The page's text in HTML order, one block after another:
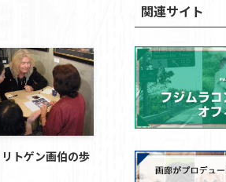
トゲン画伯の歩
関連サイト